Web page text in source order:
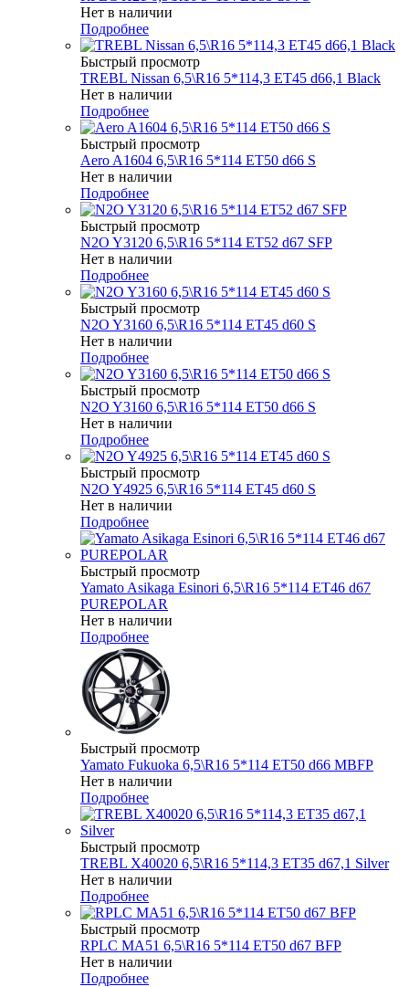
Нет в наличии
Подробнее
Быстрый просмотр
TREBL Nissan 6,5\R16 5*114,3 ET45 d66,1 Black
Нет в наличии
Подробнее
Быстрый просмотр
Aero A1604 6,5\R16 5*114 ET50 d66 S
Нет в наличии
Подробнее
Быстрый просмотр
N2O Y3120 6,5\R16 5*114 ET52 d67 SFP
Нет в наличии
Подробнее
Быстрый просмотр
N2O Y3160 6,5\R16 5*114 ET45 d60 S
Нет в наличии
Подробнее
Быстрый просмотр
N2O Y3160 6,5\R16 5*114 ET50 d66 S
Нет в наличии
Подробнее
Быстрый просмотр
N2O Y4925 6,5\R16 5*114 ET45 d60 S
Нет в наличии
Подробнее
Быстрый просмотр
Yamato Asikaga Esinori 6,5\R16 5*114 ET46 d67
PUREPOLAR
Нет в наличии
Подробнее
Быстрый просмотр
Yamato Fukuoka 6,5\R16 5*114 ET50 d66 MBFP
Нет в наличии
Подробнее
Быстрый просмотр
TREBL X40020 6,5\R16 5*114,3 ET35 d67,1 Silver
Нет в наличии
Подробнее
Быстрый просмотр
RPLC MA51 6,5\R16 5*114 ET50 d67 BFP
Нет в наличии
Подробнее